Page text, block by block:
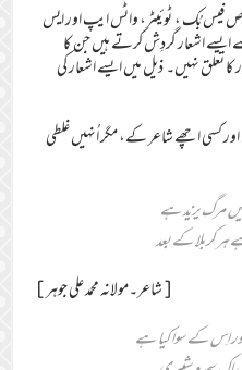
فیس بُک ، ٹوئیٹر، واٹس ایپ اور ایس
اشعار گردِش کرتے ہیں جن کا
تعلق نہیں۔ ذیل میں ایسے اشعار کی
کسی اچھے شاعر کے، مگر اُنہیں غلطی
مرگ یزید ہے
ہر کربلا کے بعد
[شاعر۔مولانہ محمد علی جوہر]
اِس کے سِوا کیا ہے